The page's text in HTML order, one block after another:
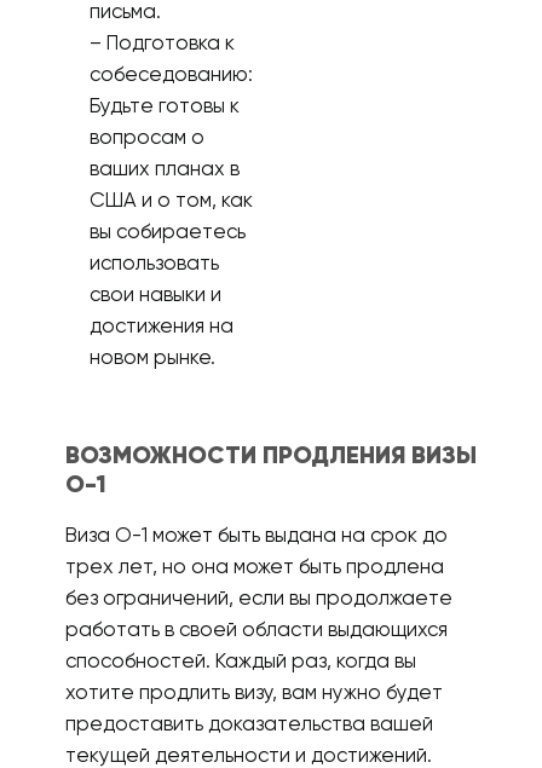
письма.
– Подготовка к
собеседованию:
Будьте готовы к
вопросам о
ваших планах в
США и о том, как
вы собираетесь
использовать
свои навыки и
достижения на
новом рынке.
ВОЗМОЖНОСТИ ПРОДЛЕНИЯ ВИЗЫ
О-1
Виза О-1 может быть выдана на срок до
трех лет, но она может быть продлена
без ограничений, если вы продолжаете
работать в своей области выдающихся
способностей. Каждый раз, когда вы
хотите продлить визу, вам нужно будет
предоставить доказательства вашей
текущей деятельности и достижений.